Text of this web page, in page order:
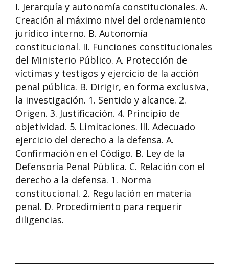
I. Jerarquía y autonomía constitucionales. A.
Creación al máximo nivel del ordenamiento
jurídico interno. B. Autonomía
constitucional. II. Funciones constitucionales
del Ministerio Público. A. Protección de
víctimas y testigos y ejercicio de la acción
penal pública. B. Dirigir, en forma exclusiva,
la investigación. 1. Sentido y alcance. 2.
Origen. 3. Justificación. 4. Principio de
objetividad. 5. Limitaciones. III. Adecuado
ejercicio del derecho a la defensa. A.
Confirmación en el Código. B. Ley de la
Defensoría Penal Pública. C. Relación con el
derecho a la defensa. 1. Norma
constitucional. 2. Regulación en materia
penal. D. Procedimiento para requerir
diligencias.